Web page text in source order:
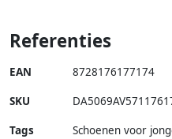
Referenties
EAN 8728176177174
SKU
Tags
Schoenen voor